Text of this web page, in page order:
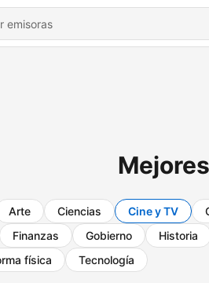
Arte Ciencias Cine y TV
Finanzas Gobierno Historia
física
Tecnología